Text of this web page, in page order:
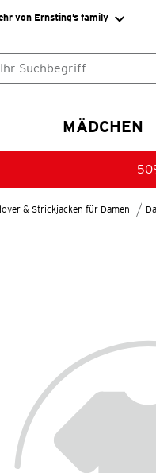
von Ernsting’s family
MÄDCHEN
& Strickjacken für Damen